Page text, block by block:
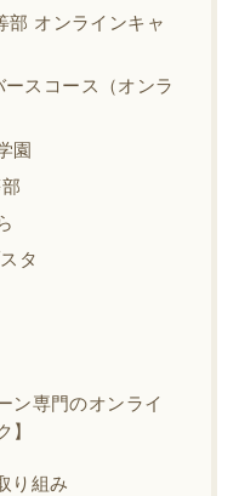
部 オンラインキャ
スコース（オンラ
園
タ
ン専門のオンライ
り組み